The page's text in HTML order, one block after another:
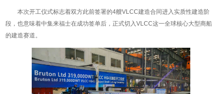
本次开工仪式标志着双方此前签署的4艘VLCC建造合同进入实质性建造阶
段，也意味着中集来福士在成功签单后，正式切入VLCC这一全球核心大型商船
的建造赛道。